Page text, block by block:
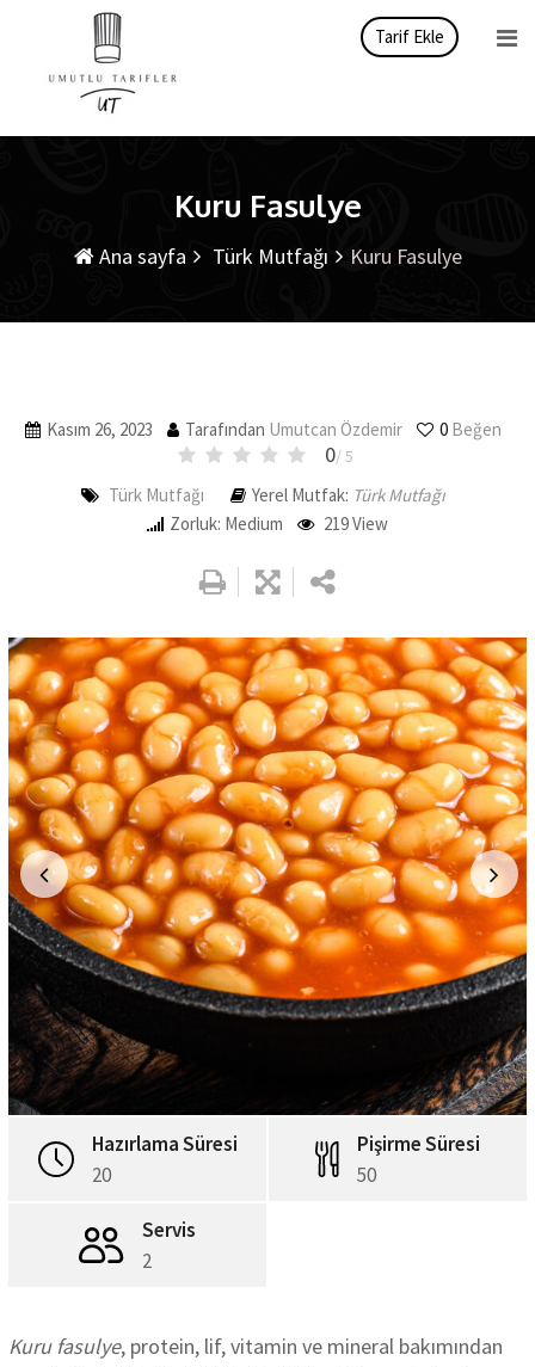
Tarif Ekle
Kuru Fasulye
Ana sayfa Türk Mutfağı Kuru Fasulye
Kasım 26, 2023 Tarafından Umutcan Özdemir 0Beğen
0/ 5
Türk Mutfağı Yerel Mutfak: Türk Mutfağı
Zorluk: Medium
219View
Google+
LinkedIn
Whatsapp
Pinterest
Hazırlama Süresi
20
Pişirme Süresi
50
Servis
2
Kuru fasulye, protein, lif, vitamin ve mineral bakımından